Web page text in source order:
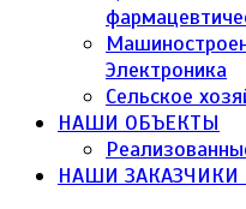
Электроника
Сельское
НАШИ ОБЪЕКТЫ
НАШИ